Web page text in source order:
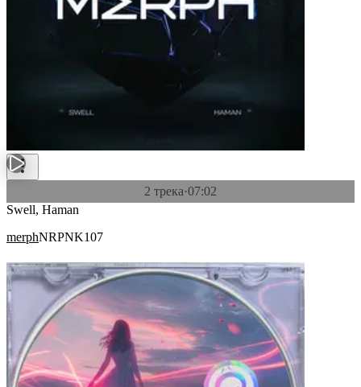
2 трека·07:02
Swell, Haman
merphNRPNK107